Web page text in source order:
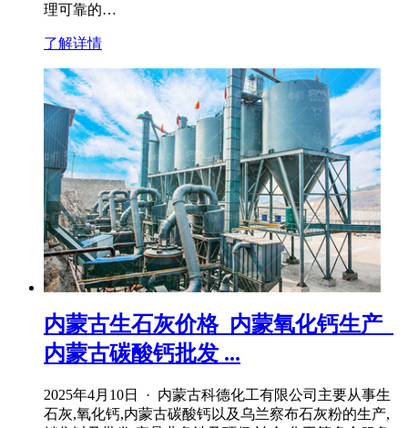
理可靠的…
了解详情
内蒙古生石灰价格_内蒙氧化钙生产_
内蒙古碳酸钙批发 ...
2025年4月10日 · 内蒙古科德化工有限公司主要从事生
石灰,氧化钙,内蒙古碳酸钙以及乌兰察布石灰粉的生产,